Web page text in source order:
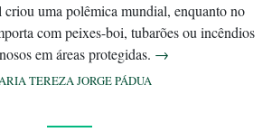
uma polêmica mundial, enquanto no
com peixes-boi, tubarões ou incêndios
em áreas protegidas. →
TEREZA JORGE PÁDUA